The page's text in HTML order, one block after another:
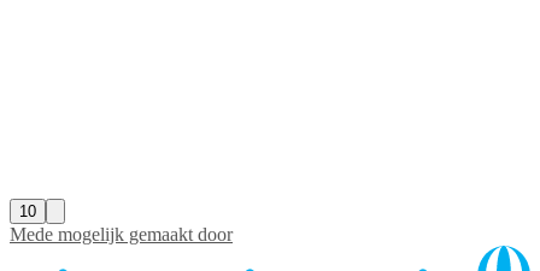
10
Mede mogelijk gemaakt door